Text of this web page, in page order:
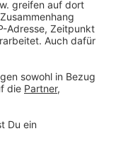
vom
Amira